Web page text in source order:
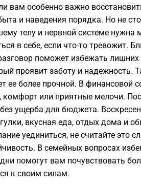
вам особенно важно
и наведения порядка. Но не
телу и нервной системе
в себе, если что-то тревожит.
поможет избежать
проявит заботу и
ее более прочной. В
или приятные мелочи.
ущерба для бюджета.
вкусная еда, отдых дома и
уединиться, не считайте
В семейных вопросах
помогут вам почувствовать
к своим силам.